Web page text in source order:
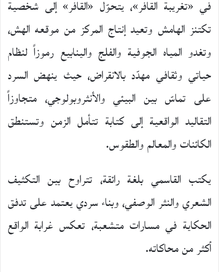
في «تغريبة القافر»، يتحوّل «القافر» إلى شخصية
تكتنز الهامش وتعيد إنتاج المركز من موقعه الهش،
وتغدو المياه الجوفية والفلج والينابيع رموزاً لنظام
حياتي وثقافي مهدّد بالانقراض، حيث ينهض السرد
على تماسّ بين البيئي والأنثروبولوجي، متجاوزاً
التقاليد الواقعية إلى كتابة تتأمل الزمن وتستنطق
الكائنات والمعالم والطقوس.
يكتب القاسمي بلغة رائقة، تتراوح بين التكثيف
الشعري والنثر الوصفي، وبناء سردي يعتمد على تدفق
الحكاية في مسارات متشعبة، تعكس غرابة الواقع
أكثر من محاكاته.